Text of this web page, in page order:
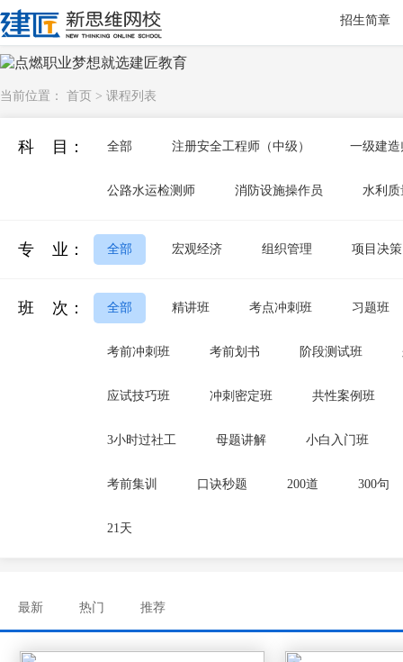
招生简章
当前位置： 首页 > 课程列表
科 目： 全部 注册安全工程师（中级） 一级建造
公路水运检测师 消防设施操作员 水利
专 业： 全部 宏观经济 组织管理 项目决策
班 次： 全部 精讲班 考点冲刺班 习题班
考前冲刺班 考前划书 阶段测试班
应试技巧班 冲刺密定班 共性案例班
3小时过社工 母题讲解 小白入门班
考前集训 口诀秒题 200道 300句
21天
最新 热门 推荐